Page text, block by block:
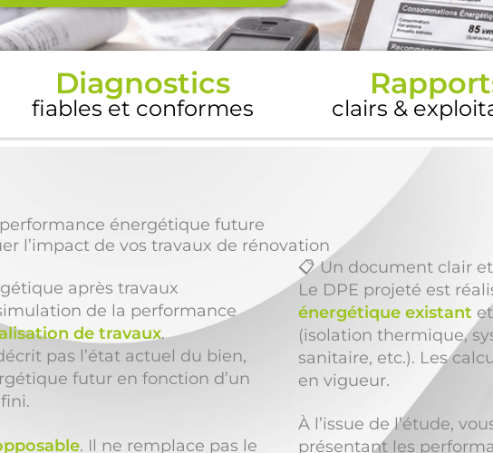
Diagnostics
fiables et conformes clairs &
énergétique future
l’impact de vos travaux de rénovation
après travaux
de la performance
de travaux.
pas l’état actuel du bien,
futur en fonction d’un
. Il ne remplace pas le
📋 Un document clair
Le DPE projeté est
énergétique existant
(isolation thermique,
sanitaire, etc.). Les
en vigueur.
À l’issue de l’étude,
présentant les